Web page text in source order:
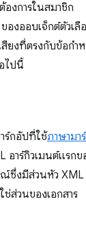
องการในสมาชิก
ของออบเจ็กต์ตัวเลื
สียงที่ตรงกับข้อกำ
ไปนี้
ร์กอัปที่ใช้ภาษามา
อาร์กิวเมนต์แรกข
ณ์ซึ่งมีส่วนหัว
ส่วนของเอกสาร